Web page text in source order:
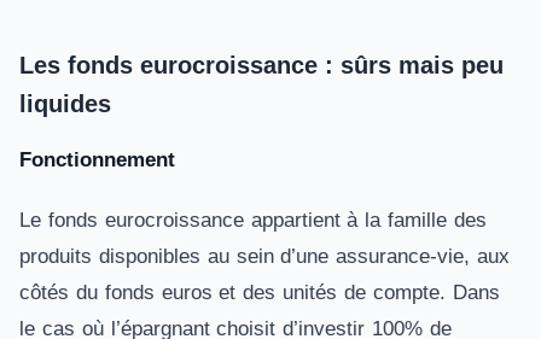
Les fonds eurocroissance : sûrs mais peu
liquides
Fonctionnement
Le fonds eurocroissance appartient à la famille des
produits disponibles au sein d’une assurance-vie, aux
côtés du fonds euros et des unités de compte. Dans
le cas où l’épargnant choisit d’investir 100% de